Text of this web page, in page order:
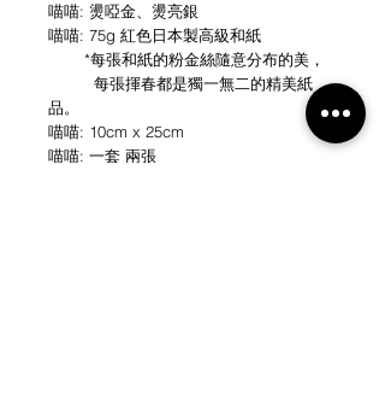
喵喵: 燙啞金、燙亮銀
喵喵: 75g 紅色日本製高級和紙
*每張和紙的粉金絲隨意分布的美，
每張揮春都是獨一無二的精美紙
品。
喵喵: 10cm x 25cm
喵喵: 一套 兩張